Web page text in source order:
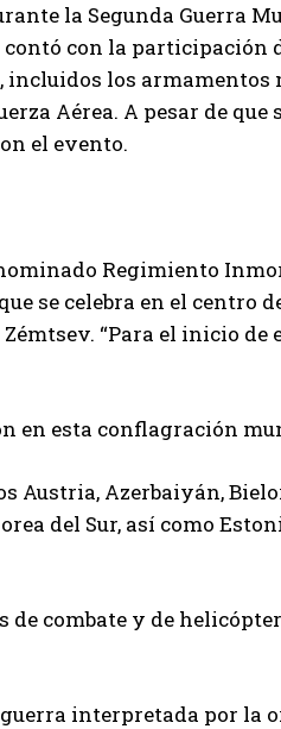
la Segunda Guerra
con la participación
incluidos los armamentos
Aérea. A pesar de que
el evento.
Regimiento
se celebra en el centro
“Para el inicio de
en esta conflagración
Austria, Azerbaiyán,
del Sur, así como
combate y de
interpretada por la